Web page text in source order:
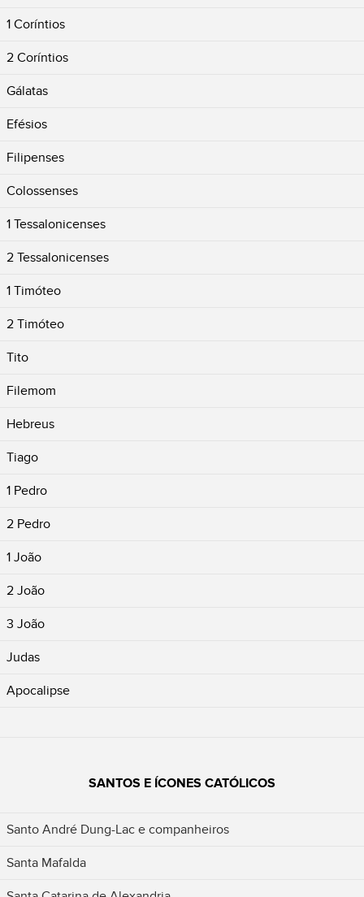
1 Coríntios
2 Coríntios
Gálatas
Efésios
Filipenses
Colossenses
1 Tessalonicenses
2 Tessalonicenses
1 Timóteo
2 Timóteo
Tito
Filemom
Hebreus
Tiago
1 Pedro
2 Pedro
1 João
2 João
3 João
Judas
Apocalipse
SANTOS E ÍCONES CATÓLICOS
Santo André Dung-Lac e companheiros
Santa Mafalda